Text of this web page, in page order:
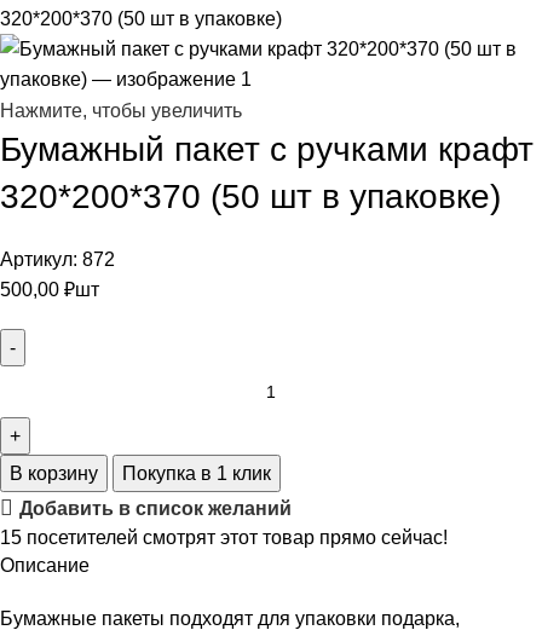
320*200*370 (50 шт в упаковке)
Нажмите, чтобы увеличить
Бумажный пакет с ручками крафт
320*200*370 (50 шт в упаковке)
Артикул: 872
500,00 ₽шт
В корзину
Покупка в 1 клик
Добавить в список желаний
15 посетителей смотрят этот товар прямо сейчас!
Описание
Бумажные пакеты подходят для упаковки подарка,